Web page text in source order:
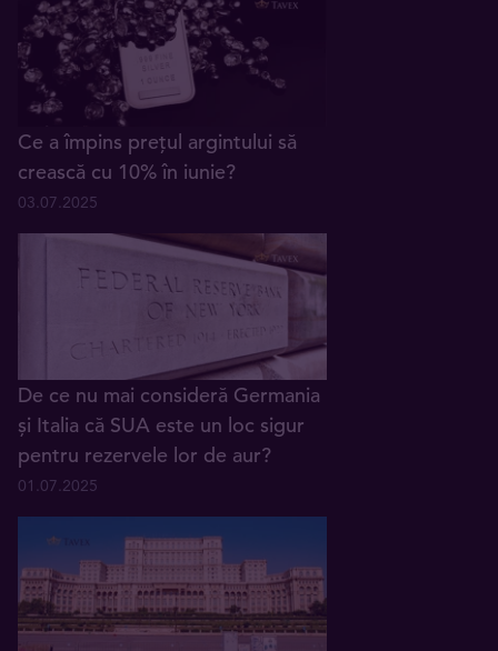
Ce a împins prețul argintului să
crească cu 10% în iunie?
03.07.2025
De ce nu mai consideră Germania
și Italia că SUA este un loc sigur
pentru rezervele lor de aur?
01.07.2025